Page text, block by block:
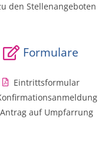
den Stellenangeboten
Formulare
Eintrittsformular
Antrag auf Umpfarrung